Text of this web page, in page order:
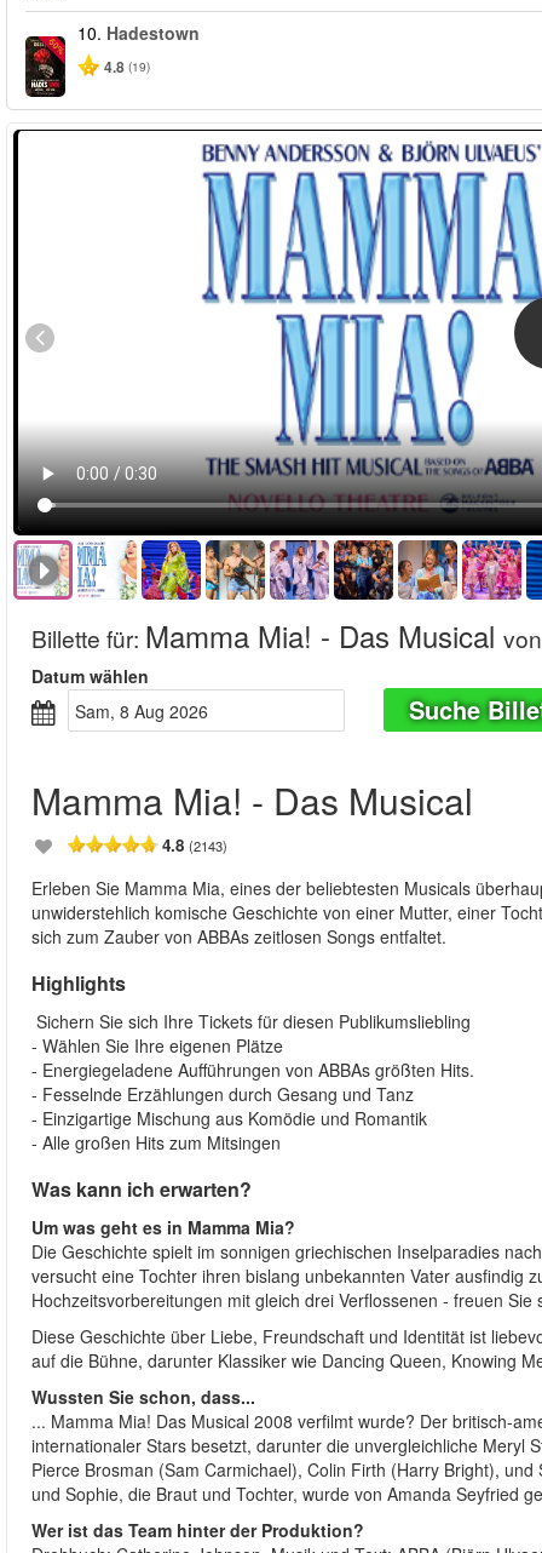
-50%
10. Hadestown
4.8 (19)
Billette für: Mamma Mia! - Das Musical von
Datum wählen
Sam, 8 Aug 2026
Suche
Mamma Mia! - Das Musical
4.8 (2143)
Erleben Sie Mamma Mia, eines der beliebtesten Musicals
unwiderstehlich komische Geschichte von einer Mutter, einer
sich zum Zauber von ABBAs zeitlosen Songs entfaltet.
Highlights
Sichern Sie sich Ihre Tickets für diesen Publikumsliebling
- Wählen Sie Ihre eigenen Plätze
- Energiegeladene Aufführungen von ABBAs größten Hits.
- Fesselnde Erzählungen durch Gesang und Tanz
- Einzigartige Mischung aus Komödie und Romantik
- Alle großen Hits zum Mitsingen
Was kann ich erwarten?
Um was geht es in Mamma Mia?
Die Geschichte spielt im sonnigen griechischen Inselparadies
versucht eine Tochter ihren bislang unbekannten Vater
Hochzeitsvorbereitungen mit gleich drei Verflossenen - freuen
Diese Geschichte über Liebe, Freundschaft und Identität ist
auf die Bühne, darunter Klassiker wie Dancing Queen, Knowing
Wussten Sie schon, dass...
... Mamma Mia! Das Musical 2008 verfilmt wurde? Der britisch-
internationaler Stars besetzt, darunter die unvergleichliche Meryl
Pierce Brosman (Sam Carmichael), Colin Firth (Harry Bright),
und Sophie, die Braut und Tochter, wurde von Amanda Seyfried
Wer ist das Team hinter der Produktion?